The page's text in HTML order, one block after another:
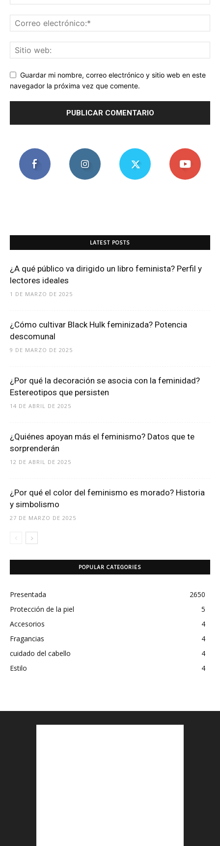
Guardar mi nombre, correo electrónico y sitio web en este
navegador la próxima vez que comente.
LATEST POSTS
¿A qué público va dirigido un libro feminista? Perfil y
lectores ideales
1 DE MARZO DE 2025
¿Cómo cultivar Black Hulk feminizada? Potencia
descomunal
9 DE MARZO DE 2025
¿Por qué la decoración se asocia con la feminidad?
Estereotipos que persisten
14 DE ABRIL DE 2025
¿Quiénes apoyan más el feminismo? Datos que te
sorprenderán
12 DE ABRIL DE 2025
¿Por qué el color del feminismo es morado? Historia
y simbolismo
27 DE MARZO DE 2025
POPULAR CATEGORIES
Presentada
2650
Protección de la piel
5
Accesorios
4
Fragancias
4
cuidado del cabello
4
Estilo
4